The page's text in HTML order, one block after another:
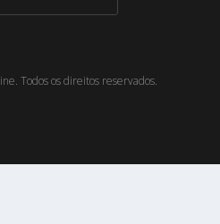
Todos os direitos reservados.